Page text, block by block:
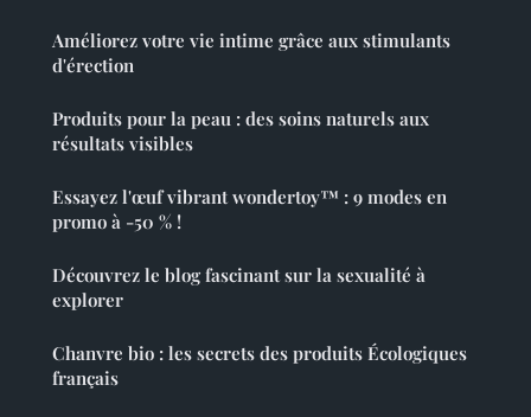
Améliorez votre vie intime grâce aux stimulants
d'érection
Produits pour la peau : des soins naturels aux
résultats visibles
Essayez l'œuf vibrant wondertoy™ : 9 modes en
promo à -50 % !
Découvrez le blog fascinant sur la sexualité à
explorer
Chanvre bio : les secrets des produits Écologiques
français